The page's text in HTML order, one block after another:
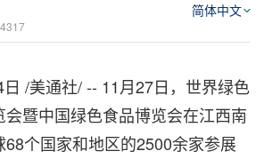
4317
简体中文
/美通社/ -- 11月27日，世界绿色
暨中国绿色食品博览会在江西南
68个国家和地区的2500余家参展